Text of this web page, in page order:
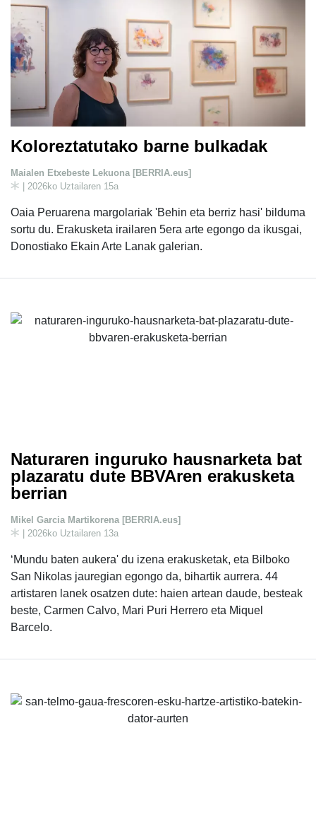
Koloreztatutako barne bulkadak
Maialen Etxebeste Lekuona [BERRIA.eus]
| 2026ko Uztailaren 15a
Oaia Peruarena margolariak 'Behin eta berriz hasi' bilduma
sortu du. Erakusketa irailaren 5era arte egongo da ikusgai,
Donostiako Ekain Arte Lanak galerian.
Naturaren inguruko hausnarketa bat
plazaratu dute BBVAren erakusketa
berrian
Mikel Garcia Martikorena [BERRIA.eus]
| 2026ko Uztailaren 13a
‘Mundu baten aukera' du izena erakusketak, eta Bilboko
San Nikolas jauregian egongo da, bihartik aurrera. 44
artistaren lanek osatzen dute: haien artean daude, besteak
beste, Carmen Calvo, Mari Puri Herrero eta Miquel
Barcelo.